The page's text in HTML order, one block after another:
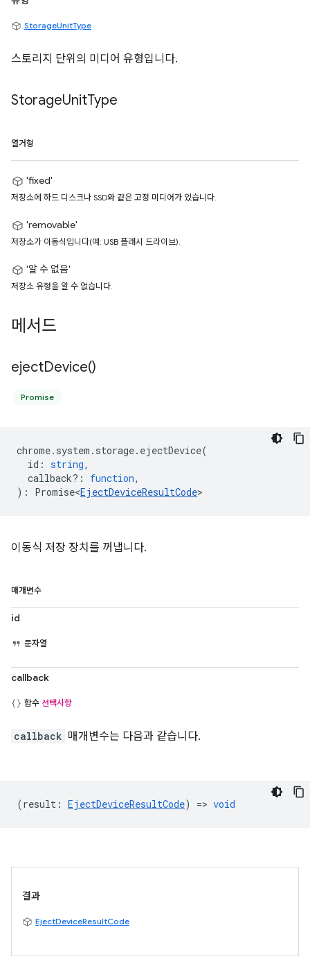
StorageUnitType
스토리지 단위의 미디어 유형입니다.
StorageUnitType
열거형
'fixed'
저장소에 하드 디스크나 SSD와 같은 고정 미디어가 있습니다.
'removable'
저장소가 이동식입니다(예: USB 플래시 드라이브).
'알 수 없음'
저장소 유형을 알 수 없습니다.
메서드
ejectDevice()
Promise
chrome. system . storage. ejectDevice(
id : string,
callback? : function,
) : Promise<EjectDeviceResultCode>
이동식 저장 장치를 꺼냅니다.
매개변수
id
문자열
callback
함수 선택사항
callback 매개변수는 다음과 같습니다.
(result : EjectDeviceResultCode) => void
결과
EjectDeviceResultCode